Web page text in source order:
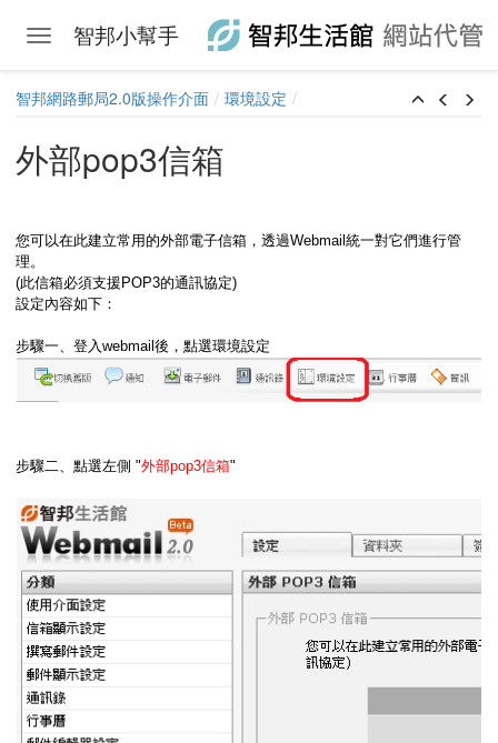
Toggle navigation
智邦小幫手
智邦網路郵局2.0版操作介面 環境設定
外部pop3信箱
您可以在此建立常用的外部電子信箱，透過Webmail統一對它們進行管
理。
(此信箱必須支援POP3的通訊協定)
設定內容如下：
步驟一、登入webmail後，點選環境設定
步驟二、點選左側 "外部pop3信箱"